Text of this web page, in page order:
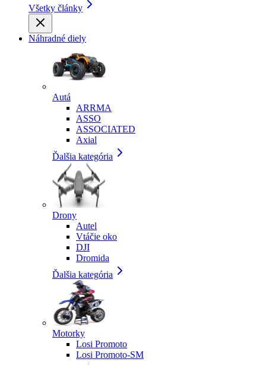
Všetky články
Náhradné diely
Autá
ARRMA
ASSO
ASSOCIATED
Axial
Ďalšia kategória
Drony
Autel
Vtáčie oko
DJI
Dromida
Ďalšia kategória
Motorky
Losi Promoto
Losi Promoto-SM